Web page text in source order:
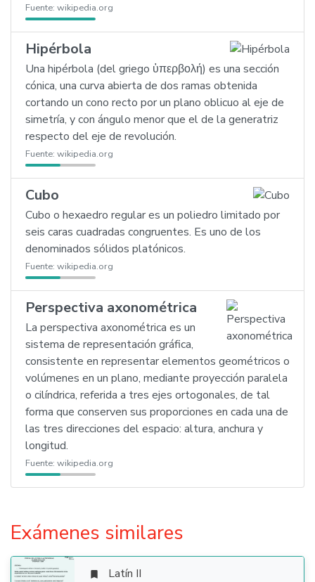
Fuente: wikipedia.org
Hipérbola
Una hipérbola (del griego ὑπερβολή) es una sección
cónica, una curva abierta de dos ramas obtenida
cortando un cono recto por un plano oblicuo al eje de
simetría, y con ángulo menor que el de la generatriz
respecto del eje de revolución.
Fuente: wikipedia.org
Cubo
Cubo o hexaedro regular es un poliedro limitado por
seis caras cuadradas congruentes. Es uno de los
denominados sólidos platónicos.
Fuente: wikipedia.org
Perspectiva axonométrica
La perspectiva axonométrica es un
sistema de representación gráfica,
consistente en representar elementos geométricos o
volúmenes en un plano, mediante proyección paralela
o cilíndrica, referida a tres ejes ortogonales, de tal
forma que conserven sus proporciones en cada una de
las tres direcciones del espacio: altura, anchura y
longitud.
Fuente: wikipedia.org
Exámenes similares
 Latín II